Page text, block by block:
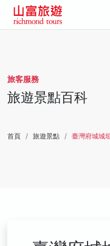
旅客服務
旅遊景點百科
首頁 旅遊景點 臺灣府城城